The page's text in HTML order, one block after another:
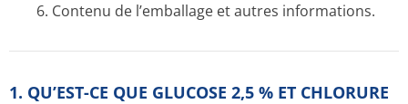
6. Contenu de l’emballage et autres informations.
1. QU’EST-CE QUE GLUCOSE 2,5 % ET CHLORURE